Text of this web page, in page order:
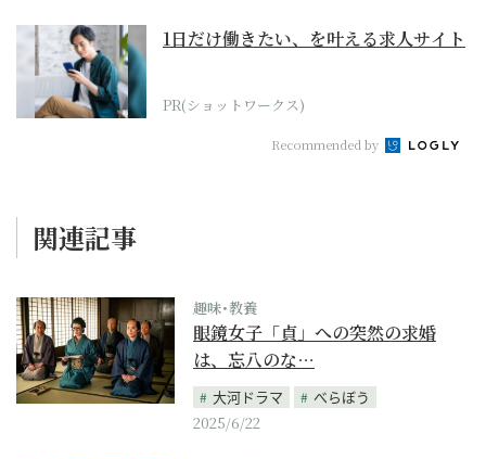
1日だけ働きたい、を叶える求人サイト
PR(ショットワークス)
Recommended by
関連記事
趣味･教養
眼鏡女子「貞」への突然の求婚
は、忘八のな…
大河ドラマ
べらぼう
2025/6/22